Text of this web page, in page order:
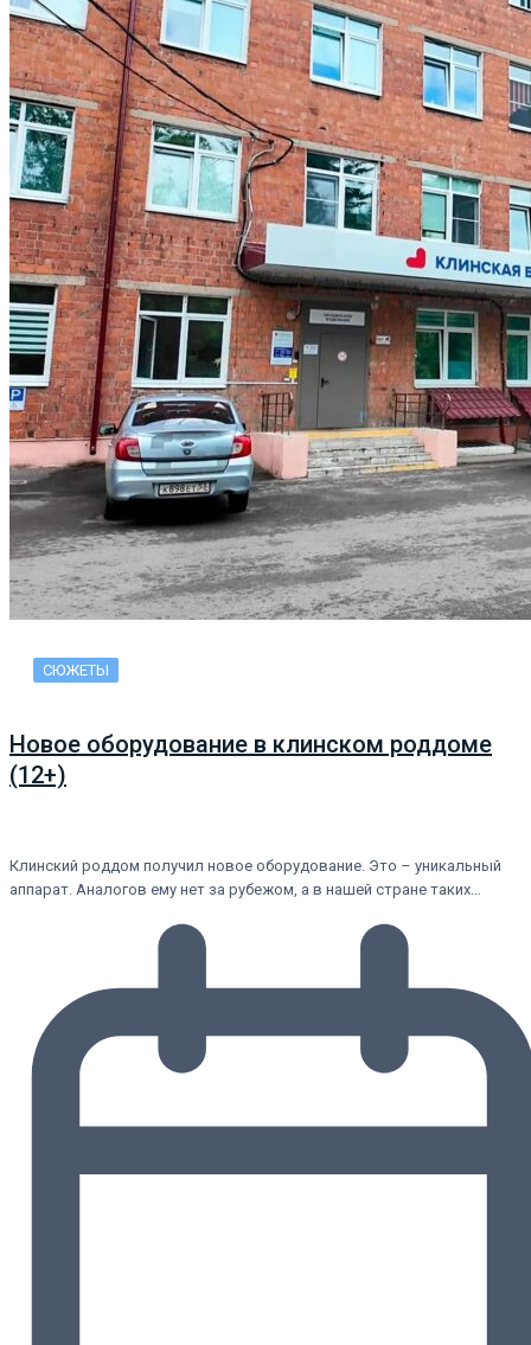
СЮЖЕТЫ
Новое оборудование в клинском роддоме
(12+)
Клинский роддом получил новое оборудование. Это – уникальный
аппарат. Аналогов ему нет за рубежом, а в нашей стране таких…